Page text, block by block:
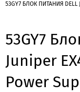
53GY7 БЛОК ПИТАНИЯ DELL
53GY7
Juniper
Power